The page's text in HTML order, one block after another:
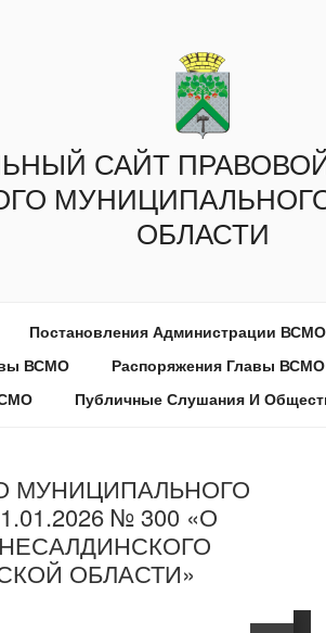
САЙТ
ОБЛАСТИ
Постановления Администрации ВСМО
ВСМО Распоряжения Главы ВСМО
Публичные Слушания И
МУНИЦИПАЛЬНОГО
№ 300 «О
ОБЛАСТИ»